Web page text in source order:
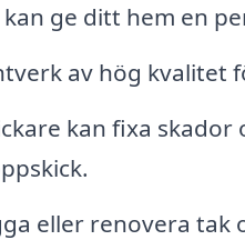
ge ditt hem en
av hög kvalitet
kan fixa
eller renovera tak